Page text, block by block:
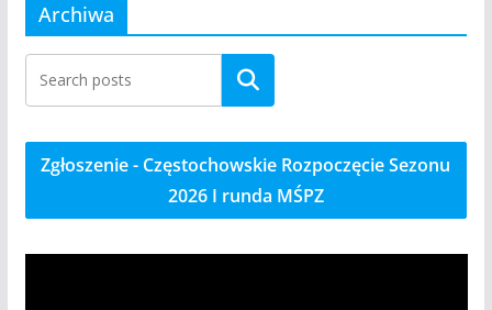
Archiwa
Szukaj
Zgłoszenie - Częstochowskie Rozpoczęcie Sezonu
2026 I runda MŚPZ